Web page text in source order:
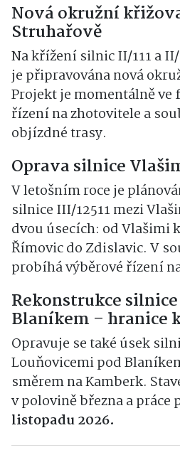
Nová okružní
Struhařově
Na křížení silnic II/111 a
je připravována nová
Projekt je momentálně ve
řízení na zhotovitele a
objízdné trasy.
Oprava silnice
V letošním roce je
silnice III/12511 mezi
dvou úsecích: od Vlašimi
Římovic do Zdislavic. V
probíhá výběrové řízení
Rekonstrukce
Blaníkem – hranice
Opravuje se také úsek
Louňovicemi pod
směrem na Kamberk.
v polovině března a práce
listopadu 2026.